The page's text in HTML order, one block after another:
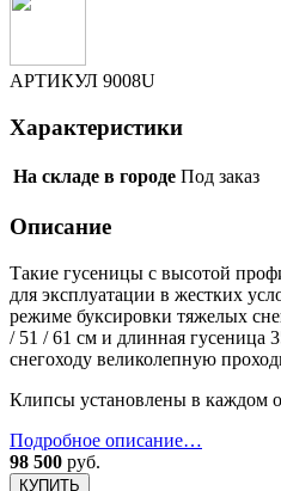
АРТИКУЛ 9008U
Характеристики
На складе в городе Под заказ
Описание
Такие гусеницы с высотой
для эксплуатации в жестких
режиме буксировки тяжелых
/ 51 / 61 см и длинная гусеница
снегоходу великолепную
Клипсы установлены в каждом
Подробное описание…
98 500 руб.
КУПИТЬ